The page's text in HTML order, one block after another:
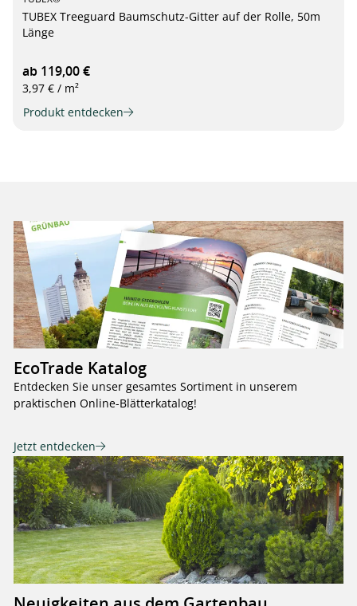
TUBEX Treeguard Baumschutz-Gitter auf der Rolle, 50m
Länge
ab 119,00 €
3,97 € / m²
Produkt entdecken
EcoTrade Katalog
Entdecken Sie unser gesamtes Sortiment in unserem
praktischen Online-Blätterkatalog!
Jetzt entdecken